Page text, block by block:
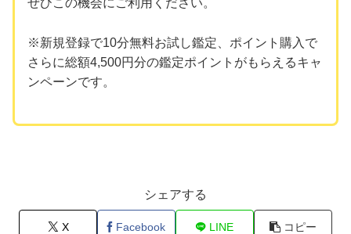
ぜひこの機会にご利用ください。
※新規登録で10分無料お試し鑑定、ポイント購入で
さらに総額4,500円分の鑑定ポイントがもらえるキャ
ンペーンです。
シェアする
X Facebook LINE コピー